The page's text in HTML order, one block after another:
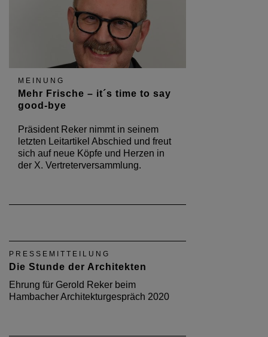
MEINUNG
Mehr Frische – it´s time to say
good-bye
Präsident Reker nimmt in seinem
letzten Leitartikel Abschied und freut
sich auf neue Köpfe und Herzen in
der X. Vertreterversammlung.
PRESSEMITTEILUNG
Die Stunde der Architekten
Ehrung für Gerold Reker beim
Hambacher Architekturgespräch 2020